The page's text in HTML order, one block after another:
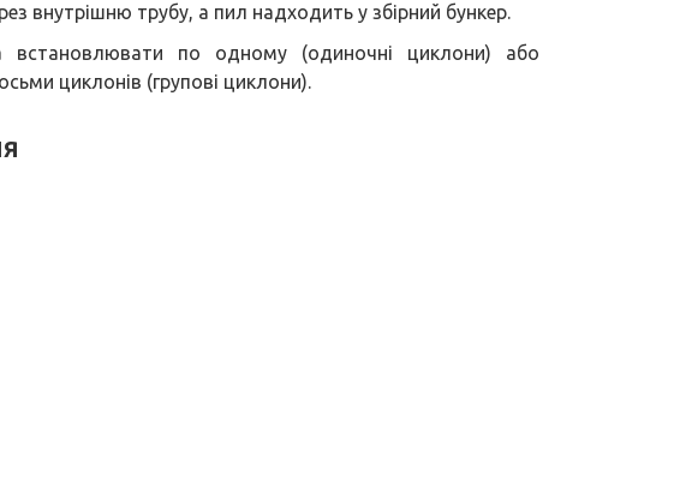
внутрішню трубу, а пил надходить у збірний бункер.
встановлювати по одному (одиночні циклони) або
циклонів (групові циклони).